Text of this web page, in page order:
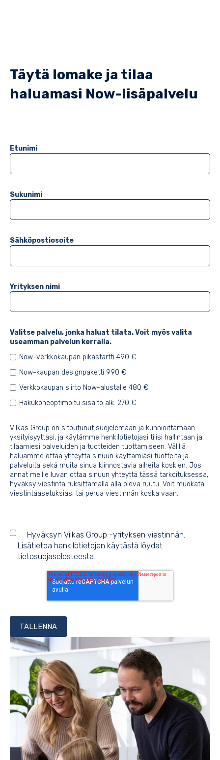
Täytä lomake ja tilaa
haluamasi Now-lisäpalvelu
Etunimi
Sukunimi
Sähköpostiosoite
Yrityksen nimi
Valitse palvelu, jonka haluat tilata. Voit myös valita
useamman palvelun kerralla.
Now-verkkokaupan pikastartti 490 €
Now-kaupan designpaketti 990 €
Verkkokaupan siirto Now-alustalle 480 €
Hakukoneoptimoitu sisältö alk. 270 €
Vilkas Group on sitoutunut suojelemaan ja kunnioittamaan
yksityisyyttäsi, ja käytämme henkilötietojasi tilisi hallintaan ja
tilaamiesi palveluiden ja tuotteiden tuottamiseen. Välillä
haluamme ottaa yhteyttä sinuun käyttämiäsi tuotteita ja
palveluita sekä muita sinua kiinnostavia aiheita koskien. Jos
annat meille luvan ottaa sinuun yhteyttä tässä tarkoituksessa,
hyväksy viestintä ruksittamalla alla oleva ruutu. Voit muokata
viestintäasetuksiasi tai perua viestinnän koska vaan.
Hyväksyn Vilkas Group -yrityksen viestinnän.
Lisätietoa henkilötietojen käytästä löydät
tietosuojaselosteesta.